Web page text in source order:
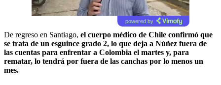
powered by
De regreso en Santiago, el cuerpo médico de Chile confirmó que
se trata de un esguince grado 2, lo que deja a Núñez fuera de
las cuentas para enfrentar a Colombia el martes y, para
rematar, lo tendrá por fuera de las canchas por lo menos un
mes.